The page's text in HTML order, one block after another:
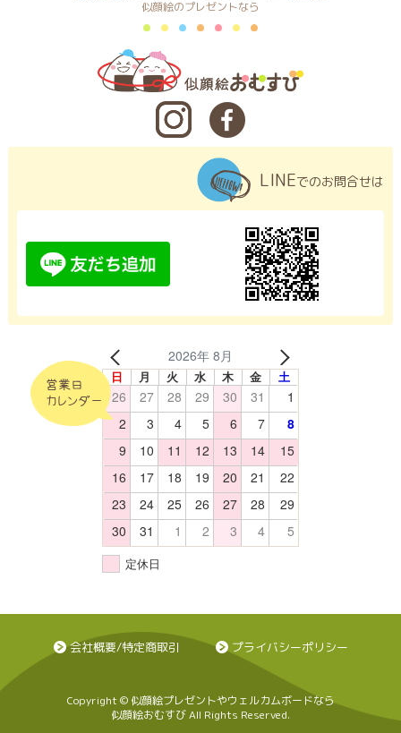
似顔絵のプレゼントなら
LINEでのお問合せは
営業日
カレンダー
2026年 8月
日 月 火 水 木 金 土
26 27 28 29 30 31
1
2
3 4 5 6 7
8
9
10 11 12 13 14
15
16
17 18 19 20 21
22
23
24 25 26 27 28
29
30
31 1 2 3 4 5
定休日
会社概要/特定商取引 プライバシーポリシー
Copyright © 似顔絵プレゼントやウェルカムボードなら
似顔絵おむすび All Rights Reserved.